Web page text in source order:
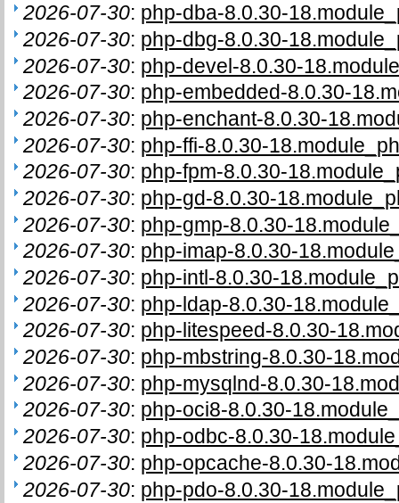
2026-07-30: php-dba-8.0.30-
2026-07-30: php-dbg-8.0.30-
2026-07-30: php-devel-8.0.30-
2026-07-30: php-embedded-8.0.30-
2026-07-30: php-enchant-8.0.30-
2026-07-30: php-ffi-8.0.30-
2026-07-30: php-fpm-8.0.30-
2026-07-30: php-gd-8.0.30-
2026-07-30: php-gmp-8.0.30-
2026-07-30: php-imap-8.0.30-
2026-07-30: php-intl-8.0.30-
2026-07-30: php-ldap-8.0.30-
2026-07-30: php-litespeed-8.0.30-
2026-07-30: php-mbstring-8.0.30-
2026-07-30: php-mysqlnd-8.0.30-
2026-07-30: php-oci8-8.0.30-
2026-07-30: php-odbc-8.0.30-
2026-07-30: php-opcache-8.0.30-
2026-07-30: php-pdo-8.0.30-